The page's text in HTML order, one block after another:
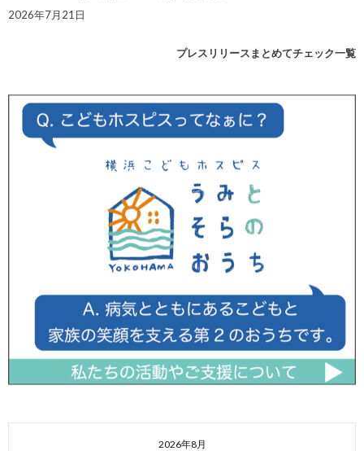
2026年7月21日
プレスリリースまとめてチェック一覧
2026年8月